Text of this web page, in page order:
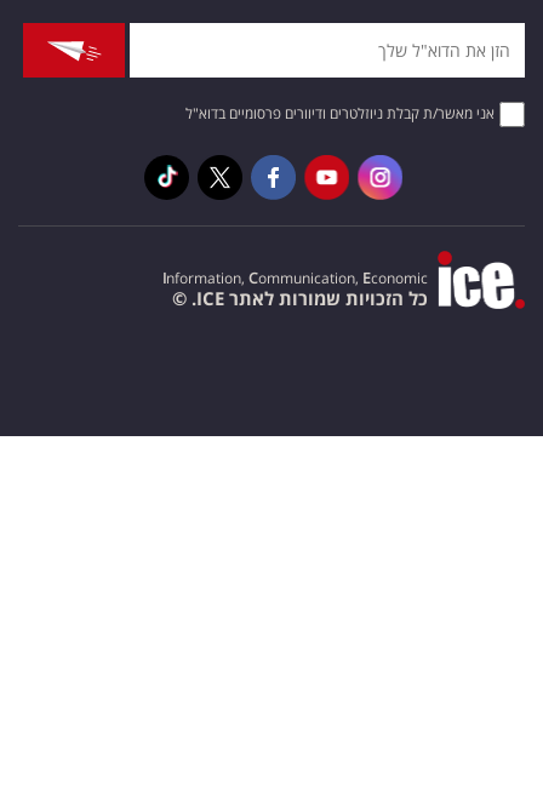
אני מאשר/ת קבלת ניוזלטרים ודיוורים פרסומיים בדוא"ל
Information, Communication, Economic
כל הזכויות שמורות לאתר ICE. ©